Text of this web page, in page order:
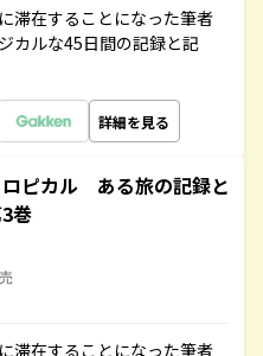
滞在することになった筆者
カルな45日間の記録と記
詳細を見る
ロピカル ある旅の記録と
巻
滞在することになった筆者